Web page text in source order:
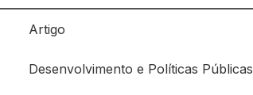
Artigo
Desenvolvimento e Políticas Públicas